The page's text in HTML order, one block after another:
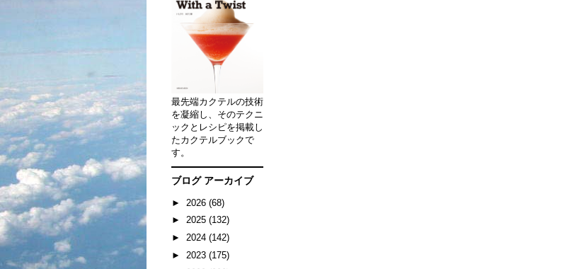
最先端カクテルの技術
を凝縮し、そのテクニ
ックとレシピを掲載し
たカクテルブックで
す。
ブログ アーカイブ
► 2026 (68)
► 2025 (132)
► 2024 (142)
► 2023 (175)